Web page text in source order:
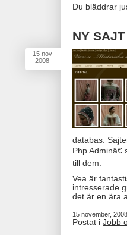
Du bläddrar
15 nov
2008
NY
databas.
Php
till dem.
Vea är
intresserade
det är en ära
15 november,
Postat i Jobb